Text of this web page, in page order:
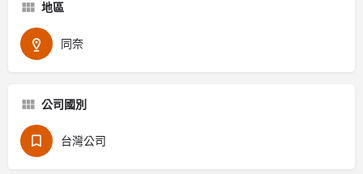
地區
同奈
公司國別
台灣公司